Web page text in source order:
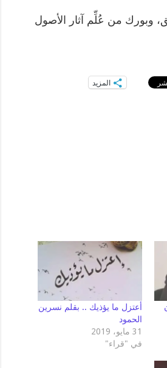
وبورك من عُلِّم آثار الأصول
المزيد
أعتزل ما يؤذيك .. بقلم نسرين
الحمود
31 مايو، 2019
في "قراء"